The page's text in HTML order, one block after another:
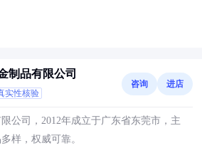
制品有限公司
实性核验
咨询 进店
公司，2012年成立于广东省东莞市，主
样，权威可靠。